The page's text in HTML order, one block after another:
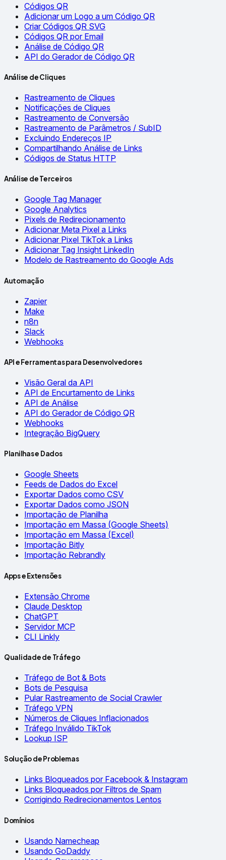
Códigos QR
Adicionar um Logo a um Código QR
Criar Códigos QR SVG
Códigos QR por Email
Análise de Código QR
API do Gerador de Código QR
Análise de Cliques
Rastreamento de Cliques
Notificações de Cliques
Rastreamento de Conversão
Rastreamento de Parâmetros / SubID
Excluindo Endereços IP
Compartilhando Análise de Links
Códigos de Status HTTP
Análise de Terceiros
Google Tag Manager
Google Analytics
Pixels de Redirecionamento
Adicionar Meta Pixel a Links
Adicionar Pixel TikTok a Links
Adicionar Tag Insight LinkedIn
Modelo de Rastreamento do Google Ads
Automação
Zapier
Make
n8n
Slack
Webhooks
API e Ferramentas para Desenvolvedores
Visão Geral da API
API de Encurtamento de Links
API de Análise
API do Gerador de Código QR
Webhooks
Integração BigQuery
Planilhas e Dados
Google Sheets
Feeds de Dados do Excel
Exportar Dados como CSV
Exportar Dados como JSON
Importação de Planilha
Importação em Massa (Google Sheets)
Importação em Massa (Excel)
Importação Bitly
Importação Rebrandly
Apps e Extensões
Extensão Chrome
Claude Desktop
ChatGPT
Servidor MCP
CLI Linkly
Qualidade de Tráfego
Tráfego de Bot & Bots
Bots de Pesquisa
Pular Rastreamento de Social Crawler
Tráfego VPN
Números de Cliques Inflacionados
Tráfego Inválido TikTok
Lookup ISP
Solução de Problemas
Links Bloqueados por Facebook & Instagram
Links Bloqueados por Filtros de Spam
Corrigindo Redirecionamentos Lentos
Domínios
Usando Namecheap
Usando GoDaddy